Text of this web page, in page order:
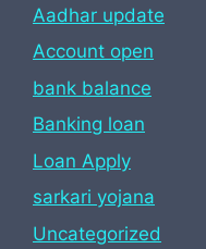
Aadhar update
Account open
bank balance
Banking loan
Loan Apply
sarkari yojana
Uncategorized